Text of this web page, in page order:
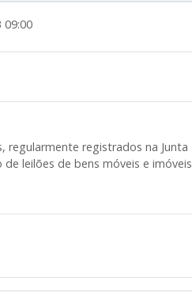
09:00
registrados na Junta
de leilões de bens móveis e imóveis